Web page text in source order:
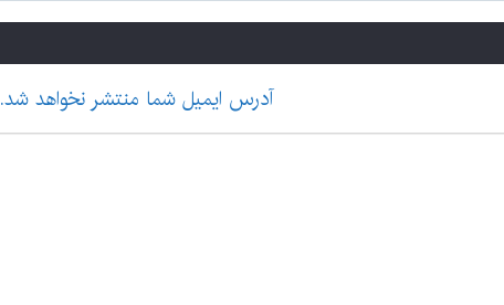
آدرس ایمیل شما منتشر نخواهد شد.